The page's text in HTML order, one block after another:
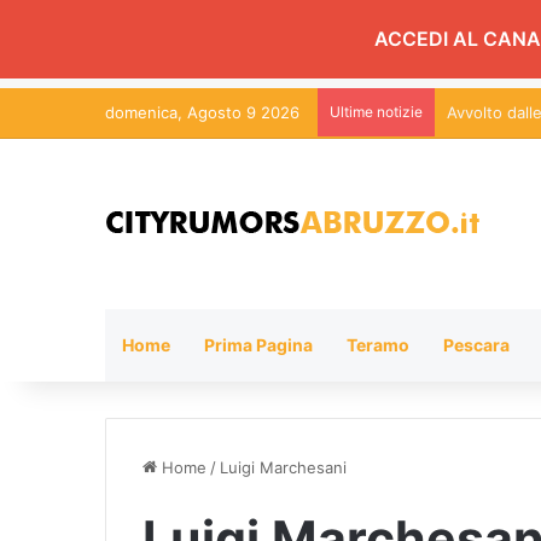
ACCEDI AL
domenica, Agosto 9 2026 Ultime notizie Avvolto
Home Prima Pagina Teramo Pescara
Home / Luigi Marchesani